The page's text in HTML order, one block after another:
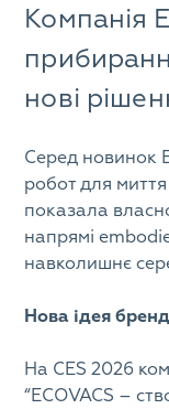
Компанія
нові
Серед новинок
робот для
показала
напрямі
навколишнє
Нова ідея
На CES 2026
“ECOVACS –